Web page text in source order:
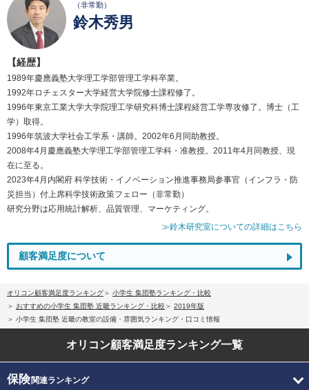
（非常勤）
鈴木秀男
【経歴】
1989年慶應義塾大学理工学部管理工学科卒業。
1992年ロチェスター大学経営大学院修士課程修了。
1996年東京工業大学大学院理工学研究科博士課程経営工学専攻修了。博士（工
学）取得。
1996年筑波大学社会工学系・講師。2002年6月同助教授。
2008年4月慶應義塾大学理工学部管理工学科・准教授。2011年4月同教授、現
在に至る。
2023年4月内閣府 科学技術・イノベーション推進事務局参事官（インフラ・防
災担当）付上席科学技術政策フェロー（非常勤）
研究分野は応用統計解析、品質管理、マーケティング。
≫鈴木研究室についての詳細はこちら
顧客満足度について
オリコン顧客満足度ランキング
小学生 集団塾ランキング・比較
おすすめの小学生 集団塾 近畿ランキング・比較
2019年版
小学生 集団塾 近畿の教室の設備・雰囲気ランキング・口コミ情報
オリコン顧客満足度ランキング一覧
保険関連ランキング